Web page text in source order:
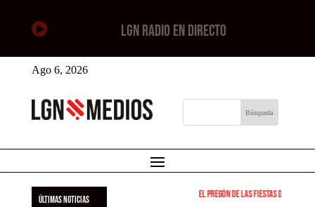
 LGN RADIO EN DIRECTO
Ago 6, 2026
ÚLTIMAS NOTICIAS El pregón de las fiestas de